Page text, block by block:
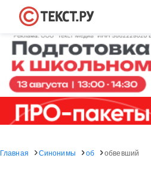
Главная Синонимы об обвевший